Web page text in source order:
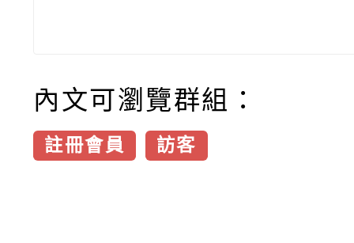
內文可瀏覽群組：
註冊會員 訪客